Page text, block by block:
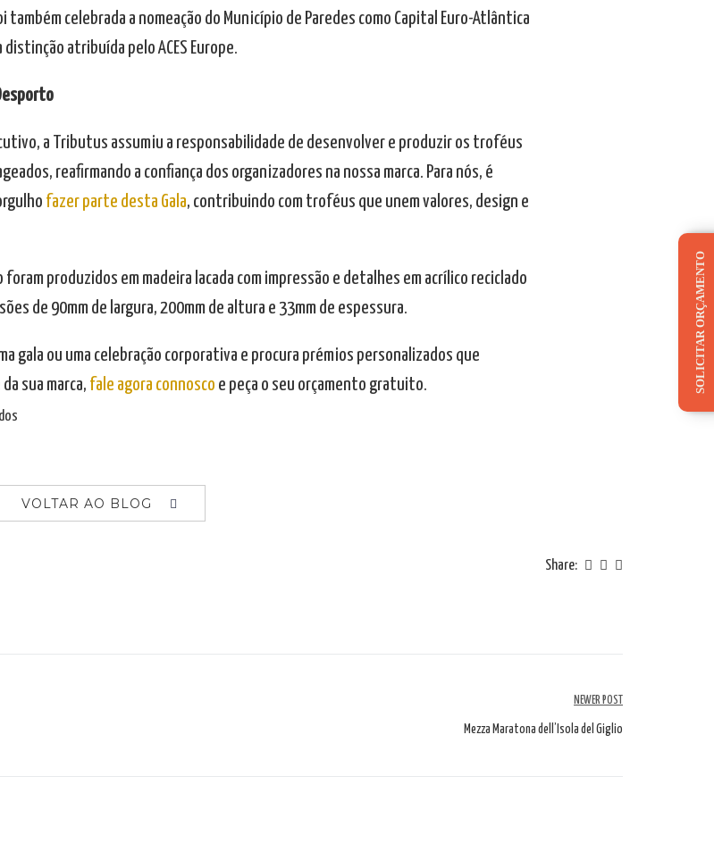
também celebrada a nomeação do Município de Paredes como Capital Euro-Atlântica
atribuída pelo ACES Europe.
a Tributus assumiu a responsabilidade de desenvolver e produzir os troféus
reafirmando a confiança dos organizadores na nossa marca. Para nós, é
fazer parte desta Gala, contribuindo com troféus que unem valores, design e
produzidos em madeira lacada com impressão e detalhes em acrílico reciclado
de 90mm de largura, 200mm de altura e 33mm de espessura.
gala ou uma celebração corporativa e procura prémios personalizados que
sua marca, fale agora connosco e peça o seu orçamento gratuito.
VOLTAR AO BLOG
Share:
NEWER POST
Mezza Maratona dell’Isola del Giglio
SOLICITAR ORÇAMENTO